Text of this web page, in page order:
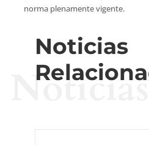
norma plenamente vigente.
Noticias
Noticias